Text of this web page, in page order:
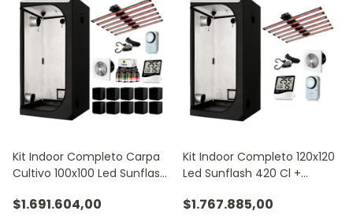
Kit Indoor Completo Carpa
Cultivo 100x100 Led Sunflash
$1.691.604,00
Kit Indoor Completo 120x120
Led Sunflash 420 Cl +
$1.767.885,00